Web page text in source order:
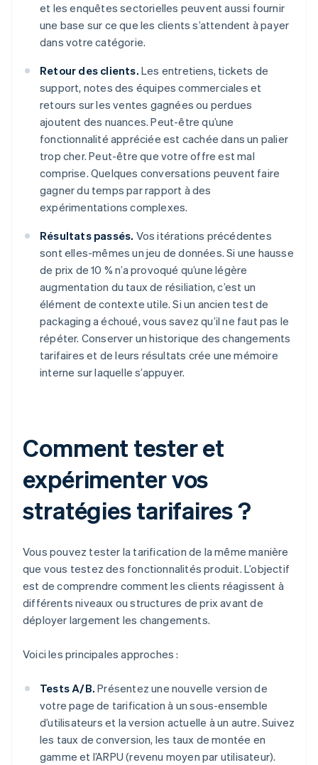
et les enquêtes sectorielles peuvent aussi fournir
une base sur ce que les clients s’attendent à payer
dans votre catégorie.
Retour des clients. Les entretiens, tickets de
support, notes des équipes commerciales et
retours sur les ventes gagnées ou perdues
ajoutent des nuances. Peut-être qu’une
fonctionnalité appréciée est cachée dans un palier
trop cher. Peut-être que votre offre est mal
comprise. Quelques conversations peuvent faire
gagner du temps par rapport à des
expérimentations complexes.
Résultats passés. Vos itérations précédentes
sont elles-mêmes un jeu de données. Si une hausse
de prix de 10 % n’a provoqué qu’une légère
augmentation du taux de résiliation, c’est un
élément de contexte utile. Si un ancien test de
packaging a échoué, vous savez qu’il ne faut pas le
répéter. Conserver un historique des changements
tarifaires et de leurs résultats crée une mémoire
interne sur laquelle s’appuyer.
Comment tester et
expérimenter vos
stratégies tarifaires ?
Vous pouvez tester la tarification de la même manière
que vous testez des fonctionnalités produit. L’objectif
est de comprendre comment les clients réagissent à
différents niveaux ou structures de prix avant de
déployer largement les changements.
Voici les principales approches :
Tests A/B. Présentez une nouvelle version de
votre page de tarification à un sous-ensemble
d’utilisateurs et la version actuelle à un autre. Suivez
les taux de conversion, les taux de montée en
gamme et l’ARPU (revenu moyen par utilisateur).